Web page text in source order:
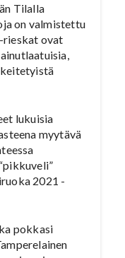
Tilalla
on valmistettu
rieskat ovat
keitetyistä
lukuisia
myytävä
2021 -
pokkasi